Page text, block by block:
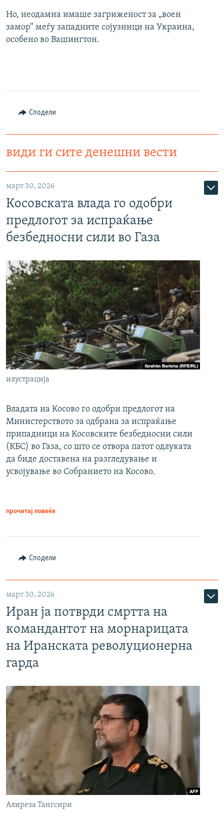
Но, неодамна имаше загриженост за „воен
замор“ меѓу западните сојузници на Украина,
особено во Вашингтон.
Сподели
види ги сите денешни вести
март 30, 2026
Косовската влада го одобри
предлогот за испраќање
безбедносни сили во Газа
илустрација
Владата на Косово го одобри предлогот на
Министерството за одбрана за испраќање
припадници на Косовските безбедносни сили
(КБС) во Газа, со што се отвора патот одлуката
да биде доставена на разгледување и
усвојување во Собранието на Косово.
прочитај повеќе
Сподели
март 30, 2026
Иран ја потврди смртта на
командантот на морнарицата
на Иранската револуционерна
гарда
Алиреза Тангсири